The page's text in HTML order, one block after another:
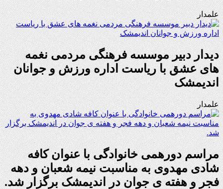
علمدار
دیدار دبیر موسسه فرهنگی مردمی نغمه
های عشق با ریاست اداره ورزش و جوانان
اندیمشک
علمدار
مراسم دورهمی خانوادگی با عنوان کافه
شادی مهدوی به مناسبت نیمه شعبان و دهه
فجر و هفته ی جوان در اندیمشک برگزار شد.